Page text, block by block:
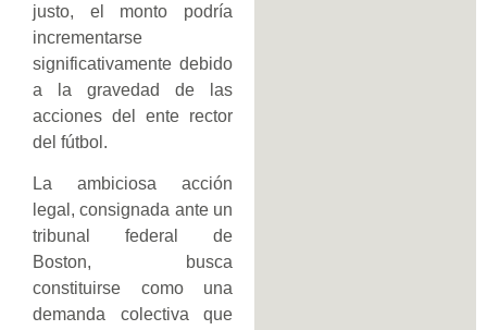
justo, el monto podría
incrementarse
significativamente debido
a la gravedad de las
acciones del ente rector
del fútbol.
La ambiciosa acción
legal, consignada ante un
tribunal federal de
Boston, busca
constituirse como una
demanda colectiva que